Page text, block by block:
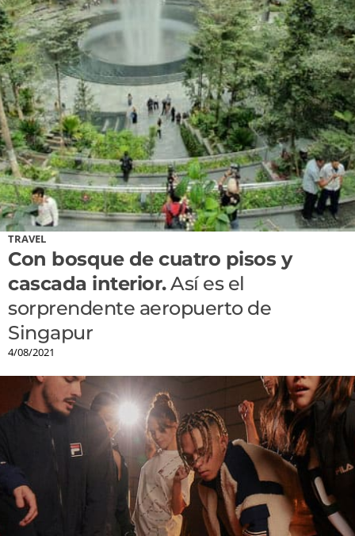
TRAVEL
Con bosque de cuatro pisos y
cascada interior.Así es el
sorprendente aeropuerto de
Singapur
4/08/2021